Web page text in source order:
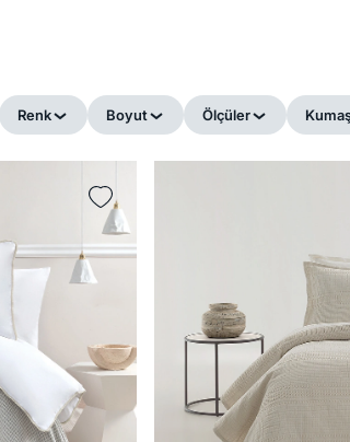
Renk Boyut Ölçüler